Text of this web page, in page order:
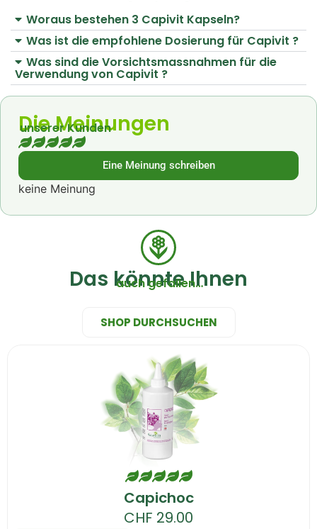
Woraus bestehen 3 Capivit Kapseln?
Was ist die empfohlene Dosierung für Capivit ?
Was sind die Vorsichtsmassnahmen für die
Verwendung von Capivit ?
Die Meinungen
unserer Kunden
Eine Meinung schreiben
keine Meinung
Das könnte Ihnen
auch gefallen…
SHOP DURCHSUCHEN
Capichoc
CHF 29.00